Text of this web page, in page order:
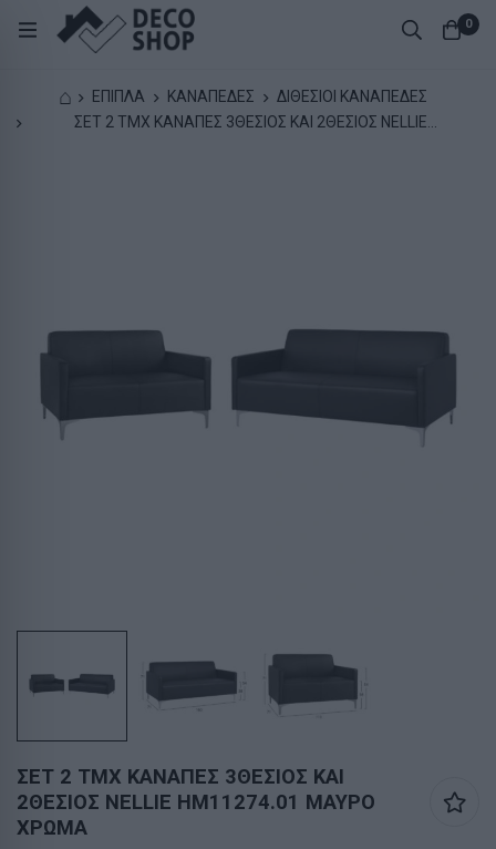
0
⌂ ΕΠΙΠΛΑ ΚΑΝΑΠΕΔΕΣ
ΔΙΘΕΣΙΟΙ ΚΑΝΑΠΕΔΕΣ
ΣΕΤ 2 ΤΜΧ ΚΑΝΑΠΕΣ 3ΘΕΣΙΟΣ ΚΑΙ 2ΘΕΣΙΟΣ NELLIE
ΣΕΤ 2 ΤΜΧ ΚΑΝΑΠΕΣ 3ΘΕΣΙΟΣ ΚΑΙ
2ΘΕΣΙΟΣ NELLIE HM11274.01 ΜΑΥΡΟ
ΧΡΩΜΑ